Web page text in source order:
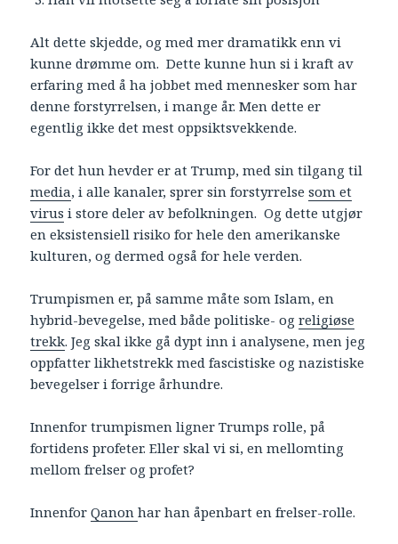
Alt dette skjedde, og med mer dramatikk enn vi
kunne drømme om. Dette kunne hun si i kraft av
erfaring med å ha jobbet med mennesker som har
denne forstyrrelsen, i mange år. Men dette er
egentlig ikke det mest oppsiktsvekkende.
For det hun hevder er at Trump, med sin tilgang til
media, i alle kanaler, sprer sin forstyrrelsesom et
virus i store deler av befolkningen. Og dette utgjør
en eksistensiell risiko for hele den amerikanske
kulturen, og dermed også for hele verden.
Trumpismen er, på samme måte som Islam, en
hybrid-bevegelse, med både politiske- ogreligiøse
trekk. Jeg skal ikke gå dypt inn i analysene, men jeg
oppfatter likhetstrekk med fascistiske og nazistiske
bevegelser i forrige århundre.
Innenfor trumpismen ligner Trumps rolle, på
fortidens profeter. Eller skal vi si, en mellomting
mellom frelser og profet?
InnenforQanonhar han åpenbart en frelser-rolle.